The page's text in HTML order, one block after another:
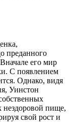
преданного
его мир
С появлением
Однако, видя
Уинстон
нездоровой пище,
свой рост и